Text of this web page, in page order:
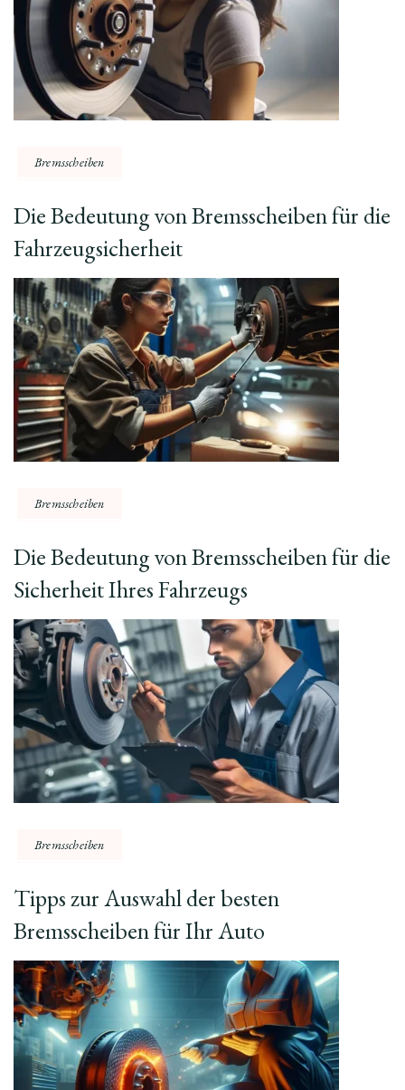
Bremsscheiben
Die Bedeutung von Bremsscheiben für die
Fahrzeugsicherheit
Bremsscheiben
Die Bedeutung von Bremsscheiben für die
Sicherheit Ihres Fahrzeugs
Bremsscheiben
Tipps zur Auswahl der besten
Bremsscheiben für Ihr Auto